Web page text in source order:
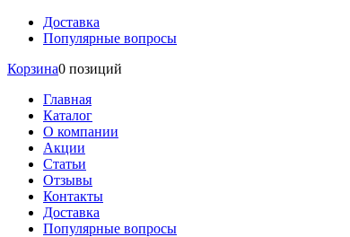
Доставка
Популярные вопросы
Корзина0 позиций
Главная
Каталог
О компании
Акции
Статьи
Отзывы
Контакты
Доставка
Популярные вопросы